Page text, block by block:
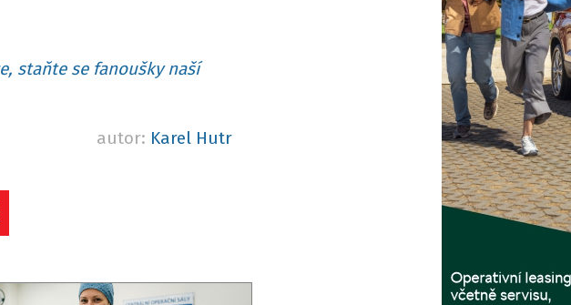
staňte se fanoušky naší
autor: Karel Hutr